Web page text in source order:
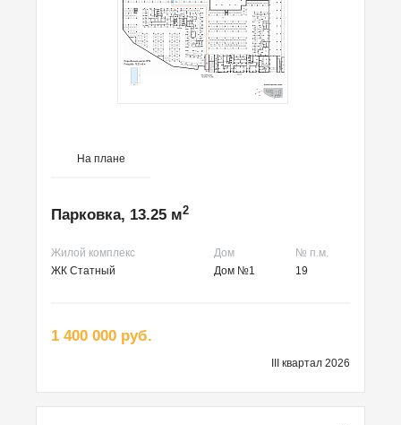
На плане
Парковка, 13.25 м2
Жилой комплекс Дом
№ п.м.
ЖК Статный
Дом №1 19
1 400 000 руб.
III квартал 2026